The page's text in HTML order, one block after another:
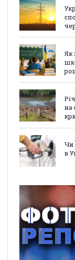
Як
на
Чи
в